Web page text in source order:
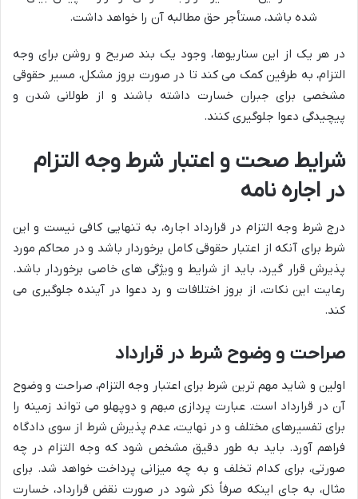
شده باشد، مستأجر حق مطالبه آن را خواهد داشت.
در هر یک از این سناریوها، وجود یک بند صریح و روشن برای وجه
التزام، به طرفین کمک می کند تا در صورت بروز مشکل، مسیر حقوقی
مشخصی برای جبران خسارت داشته باشند و از طولانی شدن و
پیچیدگی دعوا جلوگیری کنند.
شرایط صحت و اعتبار شرط وجه التزام
در اجاره نامه
درج شرط وجه التزام در قرارداد اجاره، به تنهایی کافی نیست و این
شرط برای آنکه از اعتبار حقوقی کامل برخوردار باشد و در محاکم مورد
پذیرش قرار گیرد، باید از شرایط و ویژگی های خاصی برخوردار باشد.
رعایت این نکات، از بروز اختلافات و رد دعوا در آینده جلوگیری می
کند.
صراحت و وضوح شرط در قرارداد
اولین و شاید مهم ترین شرط برای اعتبار وجه التزام، صراحت و وضوح
آن در قرارداد است. عبارت پردازی مبهم و دوپهلو می تواند زمینه را
برای تفسیرهای مختلف و در نهایت، عدم پذیرش شرط از سوی دادگاه
فراهم آورد. باید به طور دقیق مشخص شود که وجه التزام در چه
صورتی، برای کدام تخلف و به چه میزانی پرداخت خواهد شد. برای
مثال، به جای اینکه صرفاً ذکر شود در صورت نقض قرارداد، خسارت